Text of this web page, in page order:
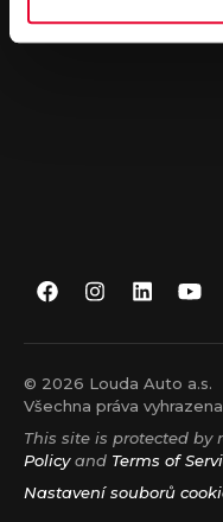
© 2026 Louda Auto a.s.
Všechna práva vyhrazena
This site is protected by
Policyand Terms of
Nastavení souborů